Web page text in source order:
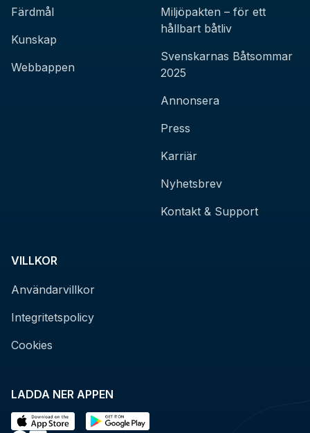
LADDA NER APPEN
Färdmål
Kunskap
Webbappen
Miljöpakten – för ett
hållbart båtliv
Svenskarnas Båtsommar
2025
Annonsera
Press
Karriär
Nyhetsbrev
Kontakt & Support
VILLKOR
Användarvillkor
Integritetspolicy
Cookies